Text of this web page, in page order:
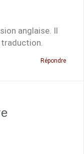
anglaise. Il
traduction.
Répondre